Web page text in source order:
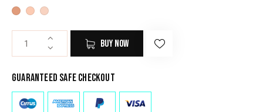
BUY NOW
Guaranteed safe checkout